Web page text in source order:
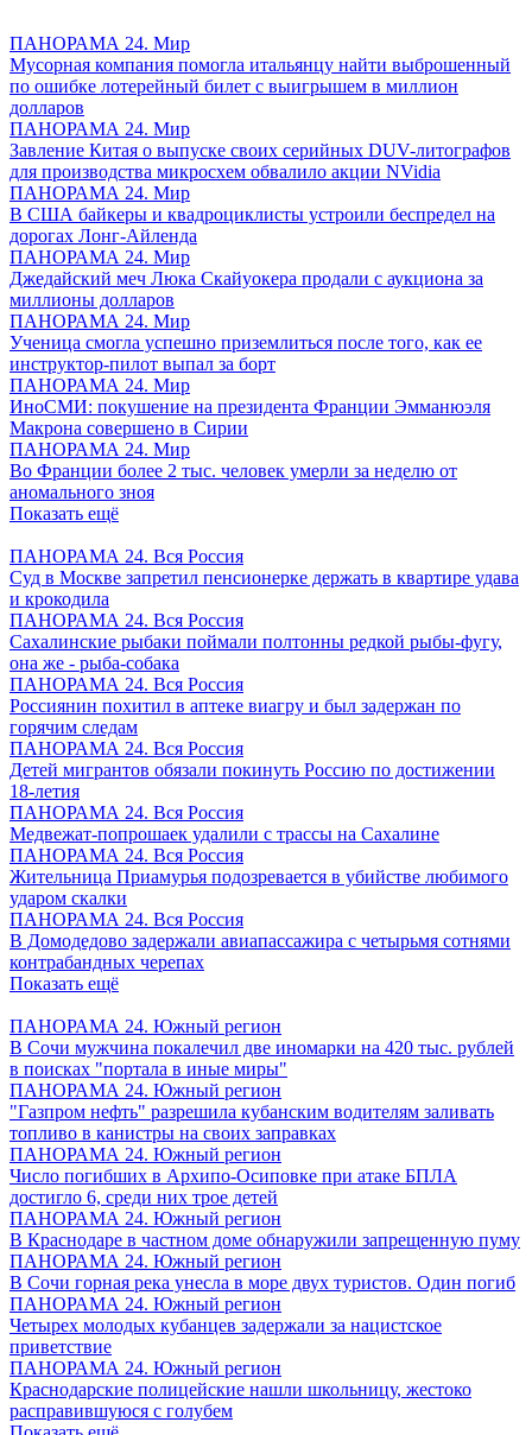
ПАНОРАМА 24. Мир
Мусорная компания помогла итальянцу найти выброшенный
по ошибке лотерейный билет с выигрышем в миллион
долларов
ПАНОРАМА 24. Мир
Завление Китая о выпуске своих серийных DUV-литографов
для производства микросхем обвалило акции NVidia
ПАНОРАМА 24. Мир
В США байкеры и квадроциклисты устроили беспредел на
дорогах Лонг-Айленда
ПАНОРАМА 24. Мир
Джедайский меч Люка Скайуокера продали с аукциона за
миллионы долларов
ПАНОРАМА 24. Мир
Ученица смогла успешно приземлиться после того, как ее
инструктор-пилот выпал за борт
ПАНОРАМА 24. Мир
ИноСМИ: покушение на президента Франции Эмманюэля
Макрона совершено в Сирии
ПАНОРАМА 24. Мир
Во Франции более 2 тыс. человек умерли за неделю от
аномального зноя
Показать ещё
ПАНОРАМА 24. Вся Россия
Суд в Москве запретил пенсионерке держать в квартире удава
и крокодила
ПАНОРАМА 24. Вся Россия
Сахалинские рыбаки поймали полтонны редкой рыбы-фугу,
она же - рыба-собака
ПАНОРАМА 24. Вся Россия
Россиянин похитил в аптеке виагру и был задержан по
горячим следам
ПАНОРАМА 24. Вся Россия
Детей мигрантов обязали покинуть Россию по достижении
18-летия
ПАНОРАМА 24. Вся Россия
Медвежат-попрошаек удалили с трассы на Сахалине
ПАНОРАМА 24. Вся Россия
Жительница Приамурья подозревается в убийстве любимого
ударом скалки
ПАНОРАМА 24. Вся Россия
В Домодедово задержали авиапассажира с четырьмя сотнями
контрабандных черепах
Показать ещё
ПАНОРАМА 24. Южный регион
В Сочи мужчина покалечил две иномарки на 420 тыс. рублей
в поисках "портала в иные миры"
ПАНОРАМА 24. Южный регион
"Газпром нефть" разрешила кубанским водителям заливать
топливо в канистры на своих заправках
ПАНОРАМА 24. Южный регион
Число погибших в Архипо-Осиповке при атаке БПЛА
достигло 6, среди них трое детей
ПАНОРАМА 24. Южный регион
В Краснодаре в частном доме обнаружили запрещенную пуму
ПАНОРАМА 24. Южный регион
В Сочи горная река унесла в море двух туристов. Один погиб
ПАНОРАМА 24. Южный регион
Четырех молодых кубанцев задержали за нацистское
приветствие
ПАНОРАМА 24. Южный регион
Краснодарские полицейские нашли школьницу, жестоко
расправившуюся с голубем